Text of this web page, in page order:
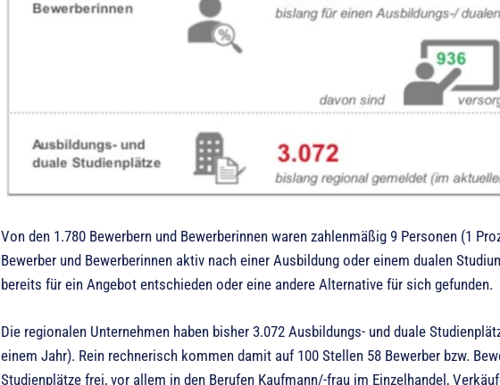
Von den 1.780 Bewerbern und Bewerberinnen waren zahlenmäßig 9 Personen (1
Bewerber und Bewerberinnen aktiv nach einer Ausbildung oder einem dualen
bereits für ein Angebot entschieden oder eine andere Alternative für sich gefunden.
Die regionalen Unternehmen haben bisher 3.072 Ausbildungs- und duale
einem Jahr). Rein rechnerisch kommen damit auf 100 Stellen 58 Bewerber bzw.
Studienplätze frei, vor allem in den Berufen Kaufmann/-frau im Einzelhandel,